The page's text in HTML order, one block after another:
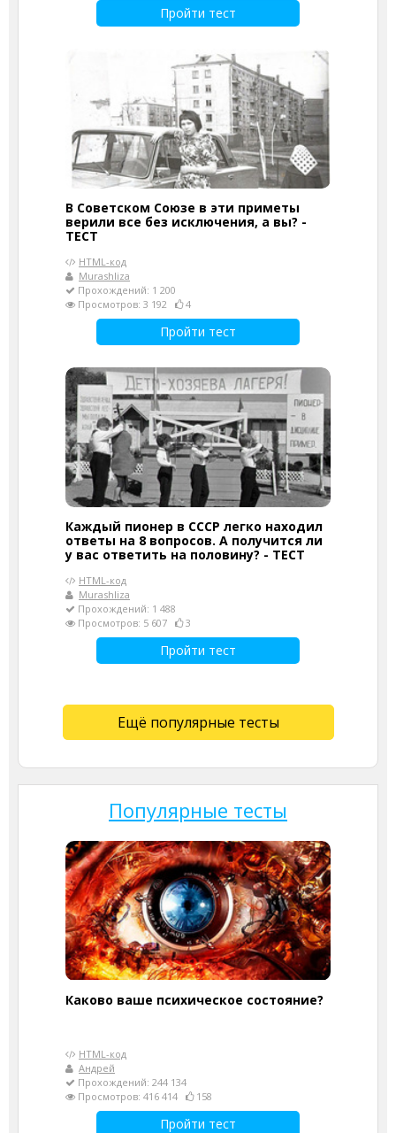
Пройти тест
В Советском Союзе в эти приметы
верили все без исключения, а вы? -
ТЕСТ
HTML-код
Murashliza
Прохождений: 1 200
Просмотров: 3 192
4
Пройти тест
Каждый пионер в СССР легко находил
ответы на 8 вопросов. А получится ли
у вас ответить на половину? - ТЕСТ
HTML-код
Murashliza
Прохождений: 1 488
Просмотров: 5 607
3
Пройти тест
Ещё популярные тесты
Популярные тесты
Каково ваше психическое состояние?
HTML-код
Андрей
Прохождений: 244 134
Просмотров: 416 414
158
Пройти тест